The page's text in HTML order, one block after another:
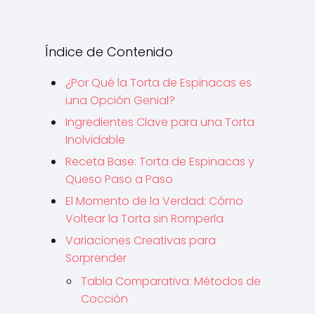
Índice de Contenido
¿Por Qué la Torta de Espinacas es
una Opción Genial?
Ingredientes Clave para una Torta
Inolvidable
Receta Base: Torta de Espinacas y
Queso Paso a Paso
El Momento de la Verdad: Cómo
Voltear la Torta sin Romperla
Variaciones Creativas para
Sorprender
Tabla Comparativa: Métodos de
Cocción